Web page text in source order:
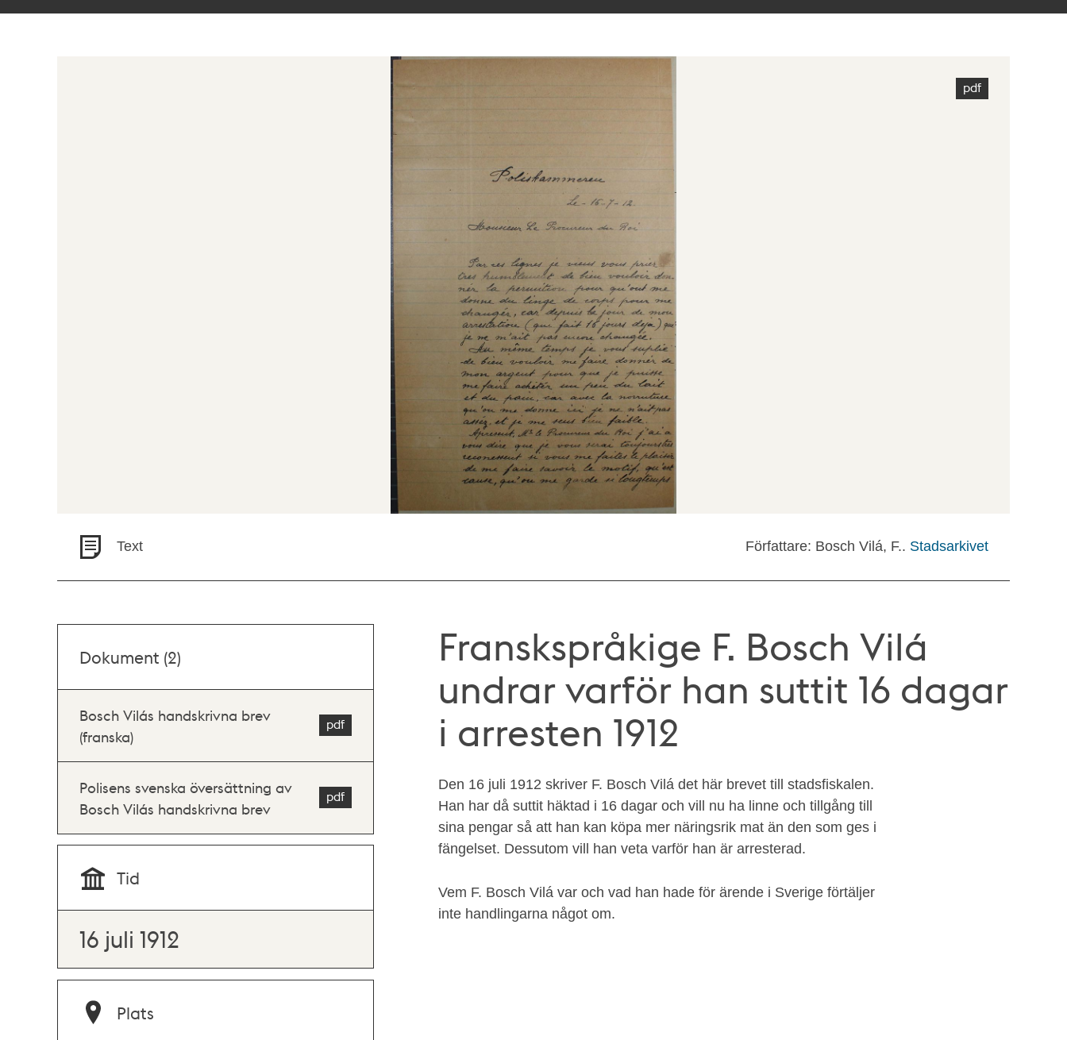
Text Författare: Bosch Vilá, F.. Stadsarkivet
Franskspråkige F. Bosch Vilá
undrar varför han suttit 16 dagar
i arresten 1912
Den 16 juli 1912 skriver F. Bosch Vilá det här brevet till stadsfiskalen.
Han har då suttit häktad i 16 dagar och vill nu ha linne och tillgång till
sina pengar så att han kan köpa mer näringsrik mat än den som ges i
fängelset. Dessutom vill han veta varför han är arresterad.
Vem F. Bosch Vilá var och vad han hade för ärende i Sverige förtäljer
inte handlingarna något om.
Dokument (2)
Bosch Vilás handskrivna brev
(franska)
Polisens svenska översättning av
Bosch Vilás handskrivna brev
Tid
16 juli 1912
Plats